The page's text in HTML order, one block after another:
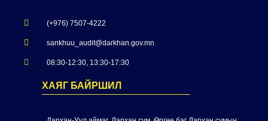
(+976) 7507-4222
sankhuu_audit@darkhan.gov.mn
08:30-12:30, 13:30-17:30
ХАЯГ БАЙРШИЛ